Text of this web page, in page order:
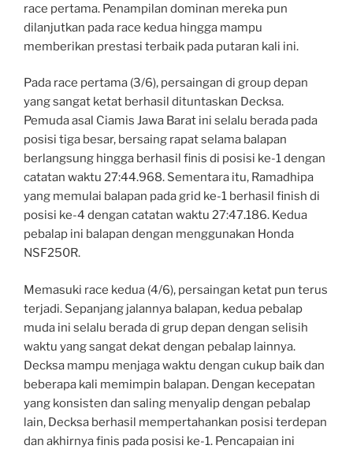
race pertama. Penampilan dominan mereka pun
dilanjutkan pada race kedua hingga mampu
memberikan prestasi terbaik pada putaran kali ini.
Pada race pertama (3/6), persaingan di group depan
yang sangat ketat berhasil dituntaskan Decksa.
Pemuda asal Ciamis Jawa Barat ini selalu berada pada
posisi tiga besar, bersaing rapat selama balapan
berlangsung hingga berhasil finis di posisi ke-1 dengan
catatan waktu 27:44.968. Sementara itu, Ramadhipa
yang memulai balapan pada grid ke-1 berhasil finish di
posisi ke-4 dengan catatan waktu 27:47.186. Kedua
pebalap ini balapan dengan menggunakan Honda
NSF250R.
Memasuki race kedua (4/6), persaingan ketat pun terus
terjadi. Sepanjang jalannya balapan, kedua pebalap
muda ini selalu berada di grup depan dengan selisih
waktu yang sangat dekat dengan pebalap lainnya.
Decksa mampu menjaga waktu dengan cukup baik dan
beberapa kali memimpin balapan. Dengan kecepatan
yang konsisten dan saling menyalip dengan pebalap
lain, Decksa berhasil mempertahankan posisi terdepan
dan akhirnya finis pada posisi ke-1. Pencapaian ini